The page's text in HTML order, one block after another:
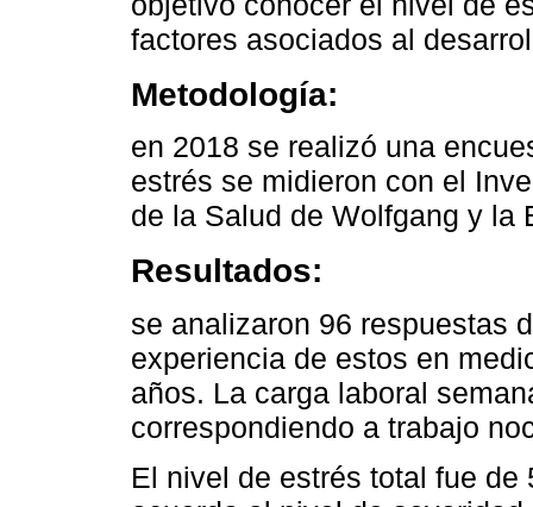
factores asociados al
Metodología:
en 2018 se realizó una
estrés se midieron con el
de la Salud de Wolfgang y la
Resultados:
se analizaron 96 respuestas
experiencia de estos en
años. La carga laboral
correspondiendo a trabajo
El nivel de estrés total fue